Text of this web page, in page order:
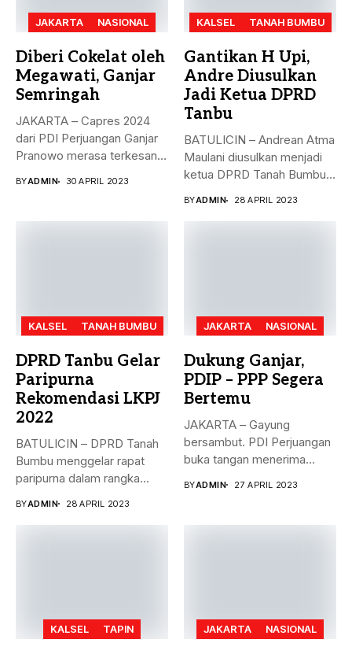
JAKARTA NASIONAL
Diberi Cokelat oleh
Megawati, Ganjar
Semringah
JAKARTA – Capres 2024
dari PDI Perjuangan Ganjar
Pranowo merasa terkesan
BYADMIN 30 APRIL 2023
KALSEL TANAH BUMBU
Gantikan H Upi,
Andre Diusulkan
Jadi Ketua DPRD
Tanbu
BATULICIN – Andrean Atma
Maulani diusulkan menjadi
ketua DPRD Tanah Bumbu,
BYADMIN 28 APRIL 2023
KALSEL TANAH BUMBU
DPRD Tanbu Gelar
Paripurna
Rekomendasi LKPJ
2022
BATULICIN – DPRD Tanah
Bumbu menggelar rapat
paripurna dalam rangka
BYADMIN 28 APRIL 2023
JAKARTA NASIONAL
Dukung Ganjar,
PDIP – PPP Segera
Bertemu
JAKARTA – Gayung
bersambut. PDI Perjuangan
buka tangan menerima
BYADMIN 27 APRIL 2023
KALSEL TAPIN JAKARTA NASIONAL